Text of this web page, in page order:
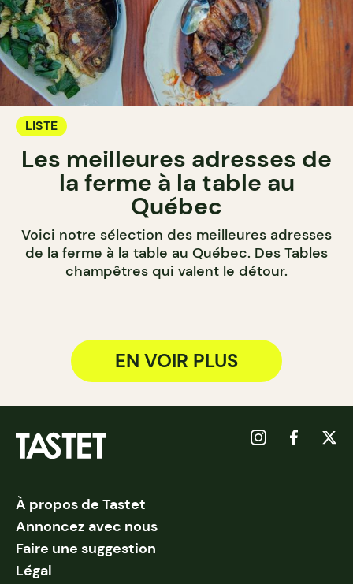
LISTE
Les meilleures adresses de
la ferme à la table au
Québec
Voici notre sélection des meilleures adresses
de la ferme à la table au Québec. Des Tables
champêtres qui valent le détour.
EN VOIR PLUS
À propos de Tastet
Annoncez avec nous
Faire une suggestion
Légal